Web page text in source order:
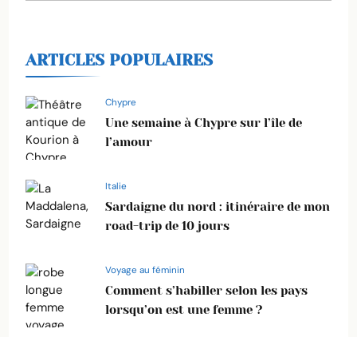
ARTICLES POPULAIRES
Chypre
Une semaine à Chypre sur l’île de
l’amour
Italie
Sardaigne du nord : itinéraire de mon
road-trip de 10 jours
Voyage au féminin
Comment s’habiller selon les pays
lorsqu’on est une femme ?